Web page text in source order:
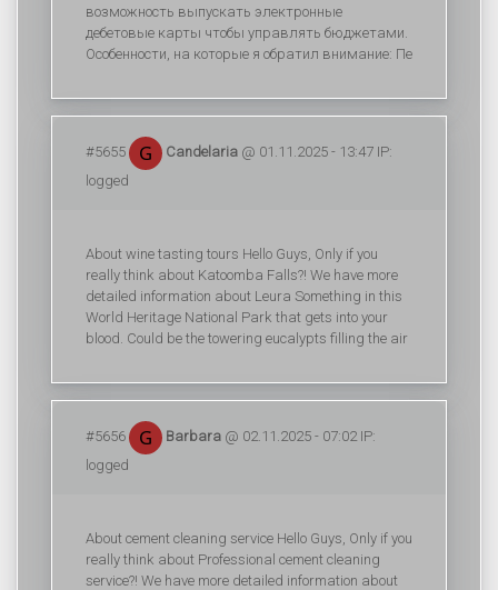
возможность выпускать электронные
дебетовые карты чтобы управлять бюджетами.
Особенности, на которые я обратил внимание: Пе
#5655 Candelaria @ 01.11.2025 - 13:47 IP:
logged
About wine tasting tours Hello Guys, Only if you
really think about Katoomba Falls?! We have more
detailed information about Leura Something in this
World Heritage National Park that gets into your
blood. Could be the towering eucalypts filling the air
#5656 Barbara @ 02.11.2025 - 07:02 IP:
logged
About cement cleaning service Hello Guys, Only if you
really think about Professional cement cleaning
service?! We have more detailed information about